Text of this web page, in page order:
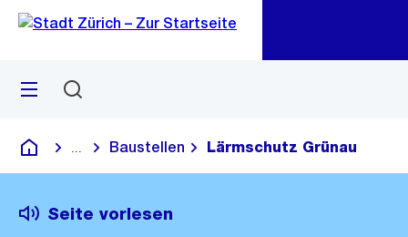
Navigation
Sprunglink
Menü
Deutsch
Blende alle Breadcrumbs ein
Baustellen Lärmschutz Grünau
Seite vorlesen